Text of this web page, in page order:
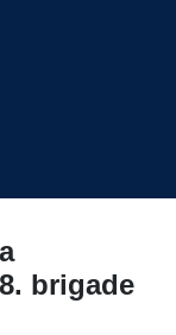
brigade